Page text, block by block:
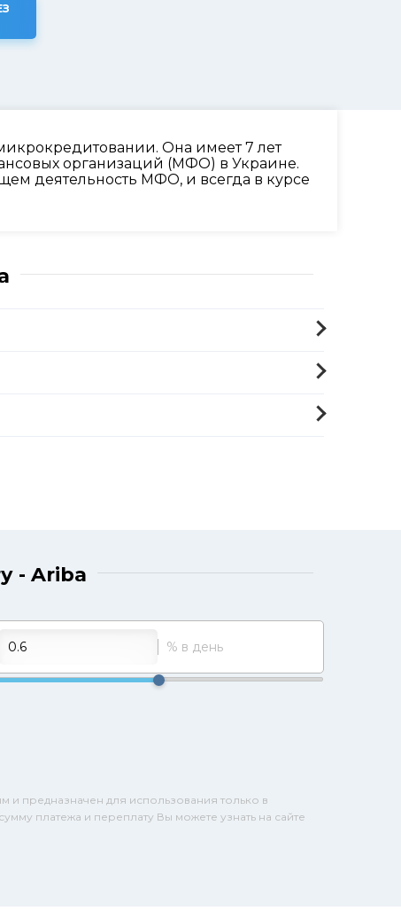
Она имеет 7 лет
организаций (МФО) в Украине.
деятельность МФО, и всегда в курсе
- Ariba
% в день
и предназначен для использования только в
платежа и переплату Вы можете узнать на сайте